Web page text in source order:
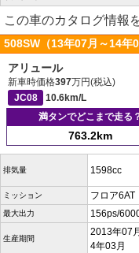
この車のカタログ情報
508SW（13年07月～14年
アリュール
新車時価格397万円(税込)
JC08
10.6km/L
満タンでどこまで走る
763.2km
排気量 1598cc
ミッション フロア6AT
最大出力 156ps/
生産期間
2013年07
4年03月